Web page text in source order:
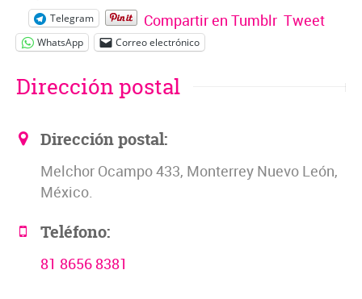
Telegram Compartir en Tumblr Tweet
WhatsApp Correo electrónico
Dirección postal
Dirección postal:
Melchor Ocampo 433, Monterrey Nuevo León,
México.
Teléfono:
81 8656 8381